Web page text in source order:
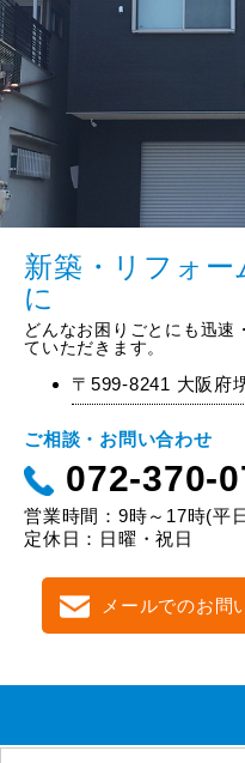
新築・リフォ
に
どんなお困りごとにも迅速
ていただきます。
〒599-8241 大阪府
ご相談・お問い合わせ
072-370-
営業時間：9時～17時(平
定休日：日曜・祝日
メールでのお問